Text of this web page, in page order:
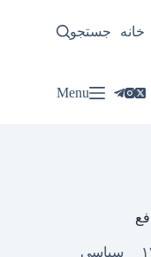
خانه سیاسی
جستجو
Menu
سیاسی